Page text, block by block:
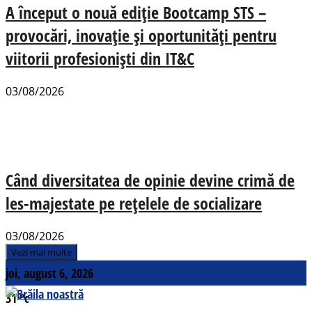
A început o nouă ediție Bootcamp STS –
provocări, inovație și oportunități pentru
viitorii profesioniști din IT&C
03/08/2026
Când diversitatea de opinie devine crimă de
les-majestate pe rețelele de socializare
03/08/2026
Vezi mai multe
joi, august 6, 2026
31°c